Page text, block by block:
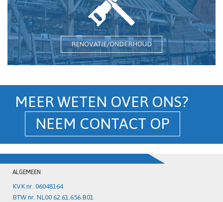
RENOVATIE/ONDERHOUD
MEER WETEN OVER ONS?
NEEM CONTACT OP
ALGEMEEN
KVK nr. 06048164
BTW nr. NL00 62.61.656.B01